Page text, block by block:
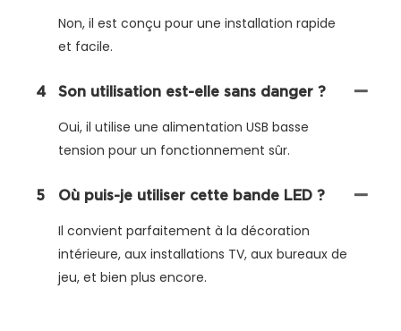
Non, il est conçu pour une installation rapide
et facile.
4 Son utilisation est-elle sans danger ?
Oui, il utilise une alimentation USB basse
tension pour un fonctionnement sûr.
5 Où puis-je utiliser cette bande LED ?
Il convient parfaitement à la décoration
intérieure, aux installations TV, aux bureaux de
jeu, et bien plus encore.